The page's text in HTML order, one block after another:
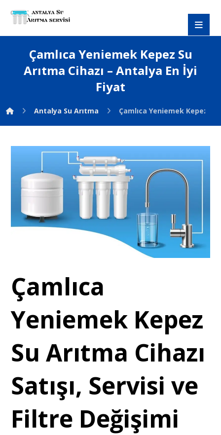
Çamlıca Yeniemek Kepez Su
Arıtma Cihazı – Antalya En İyi
Fiyat
Antalya Su Arıtma Çamlıca Yeniemek Kepez
Çamlıca
Yeniemek Kepez
Su Arıtma Cihazı
Satışı, Servisi ve
Filtre Değişimi